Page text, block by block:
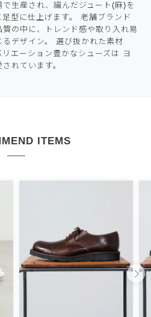
生産され、編んだジュート(麻)を
型に仕上げます。 老舗ブランド
の中に、トレンド感や取り入れ易
デザイン。 選び抜かれた素材
エーション豊かなシューズは ヨ
れています。
ITEMS